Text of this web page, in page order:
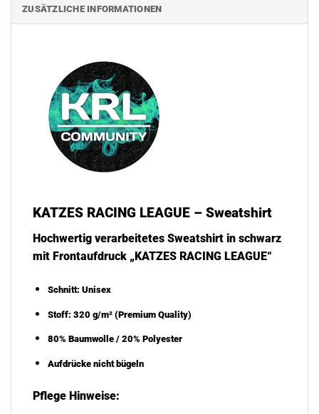
ZUSÄTZLICHE INFORMATIONEN
KATZES RACING LEAGUE – Sweatshirt
Hochwertig verarbeitetes Sweatshirt in schwarz
mit Frontaufdruck „KATZES RACING LEAGUE“
Schnitt: Unisex
Stoff: 320 g/m² (Premium Quality)
80% Baumwolle / 20% Polyester
Aufdrücke nicht bügeln
Pflege Hinweise: